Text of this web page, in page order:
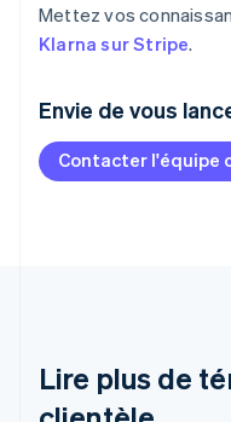
Envie de vous
Contacter l'équipe
Mettez vos
Klarna sur Stripe.
Lire plus de
Allemagne
Brésil
PortuguêsEnglish
Bulgarie